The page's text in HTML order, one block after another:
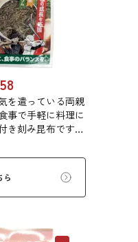
を遣っている両親
事で手軽に料理に
き刻み昆布です。
を追求しました。
き立てる「あごだ
ら